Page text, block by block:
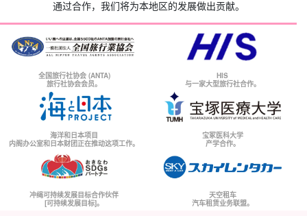
通过合作，我们将为本地区的发展做出贡献。
全国旅行社协会 (ANTA)
旅行社协会会员。
HIS
与一家大型旅行社合作。
海洋和日本项目
内阁办公室和日本财团正在推动这项工作。
宝冢医科大学
产学合作。
冲绳可持续发展目标合作伙伴
[可持续发展目标]。
天空租车
汽车租赁业务联盟。